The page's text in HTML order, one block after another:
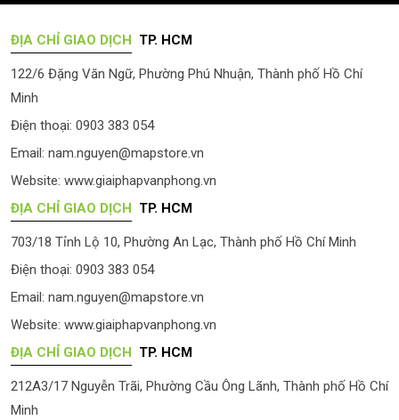
ĐỊA CHỈ GIAO DỊCH TP. HCM
122/6 Đặng Văn Ngữ, Phường Phú Nhuận, Thành phố Hồ Chí
Minh
Điện thoại: 0903 383 054
Email: nam.nguyen@mapstore.vn
Website: www.giaiphapvanphong.vn
ĐỊA CHỈ GIAO DỊCH
TP. HCM
703/18 Tỉnh Lộ 10, Phường An Lạc, Thành phố Hồ Chí Minh
Điện thoại: 0903 383 054
Email: nam.nguyen@mapstore.vn
Website: www.giaiphapvanphong.vn
ĐỊA CHỈ GIAO DỊCH
TP. HCM
212A3/17 Nguyễn Trãi, Phường Cầu Ông Lãnh, Thành phố Hồ Chí
Minh